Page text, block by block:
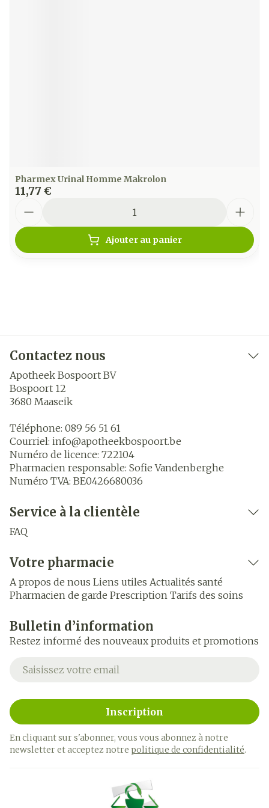
Pharmex Urinal Homme Makrolon
11,77 €
Ajouter au panier
Contactez nous
Apotheek Bospoort BV
Bospoort 12
3680 Maaseik
Téléphone: 089 56 51 61
Courriel: info@apotheekbospoort.be
Numéro de licence: 722104
Pharmacien responsable: Sofie Vandenberghe
Numéro TVA: BE0426680036
Service à la clientèle
FAQ
Votre pharmacie
A propos de nous Liens utiles Actualités santé
Pharmacien de garde Prescription Tarifs des soins
Bulletin d’information
Restez informé des nouveaux produits et promotions
Adresse mail
Inscription
En cliquant sur s'abonner, vous vous abonnez à notre
newsletter et acceptez notre politique de confidentialité.